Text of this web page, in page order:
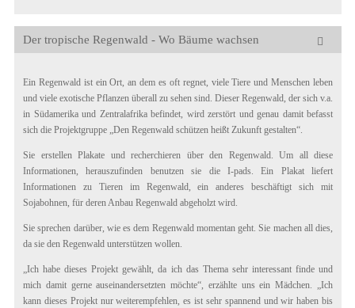
Der tropische Regenwald - Wo Bäume wachsen
Ein Regenwald ist ein Ort, an dem es oft regnet, viele Tiere und Menschen leben
und viele exotische Pflanzen überall zu sehen sind. Dieser Regenwald, der sich v.a.
in Südamerika und Zentralafrika befindet, wird zerstört und genau damit befasst
sich die Projektgruppe „Den Regenwald schützen heißt Zukunft gestalten“.
Sie erstellen Plakate und recherchieren über den Regenwald. Um all diese
Informationen, herauszufinden benutzen sie die I-pads. Ein Plakat liefert
Informationen zu Tieren im Regenwald, ein anderes beschäftigt sich mit
Sojabohnen, für deren Anbau Regenwald abgeholzt wird.
Sie sprechen darüber, wie es dem Regenwald momentan geht. Sie machen all dies,
da sie den Regenwald unterstützen wollen.
„Ich habe dieses Projekt gewählt, da ich das Thema sehr interessant finde und
mich damit gerne auseinandersetzten möchte“, erzählte uns ein Mädchen. „Ich
kann dieses Projekt nur weiterempfehlen, es ist sehr spannend und wir haben bis